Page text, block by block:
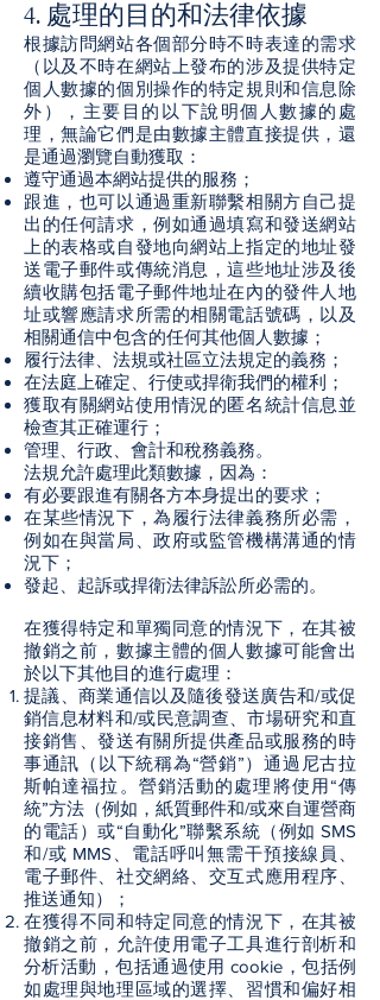
4. 處理的目的和法律依據
根據訪問網站各個部分時不時表達的需求
（以及不時在網站上發布的涉及提供特定
個人數據的個別操作的特定規則和信息除
外），主要目的以下說明個人數據的處
理，無論它們是由數據主體直接提供，還
是通過瀏覽自動獲取：
遵守通過本網站提供的服務；
跟進，也可以通過重新聯繫相關方自己提
出的任何請求，例如通過填寫和發送網站
上的表格或自發地向網站上指定的地址發
送電子郵件或傳統消息，這些地址涉及後
續收購包括電子郵件地址在內的發件人地
址或響應請求所需的相關電話號碼，以及
相關通信中包含的任何其他個人數據；
履行法律、法規或社區立法規定的義務；
在法庭上確定、行使或捍衛我們的權利；
獲取有關網站使用情況的匿名統計信息並
檢查其正確運行；
管理、行政、會計和稅務義務。
法規允許處理此類數據，因為：
有必要跟進有關各方本身提出的要求；
在某些情況下，為履行法律義務所必需，
例如在與當局、政府或監管機構溝通的情
況下；
發起、起訴或捍衛法律訴訟所必需的。
在獲得特定和單獨同意的情況下，在其被
撤銷之前，數據主體的個人數據可能會出
於以下其他目的進行處理：
提議、商業通信以及隨後發送廣告和/或促
銷信息材料和/或民意調查、市場研究和直
接銷售、發送有關所提供產品或服務的時
事通訊（以下統稱為“營銷”）通過尼古拉
斯帕達福拉。營銷活動的處理將使用“傳
統”方法（例如，紙質郵件和/或來自運營商
的電話）或“自動化”聯繫系統（例如 SMS
和/或 MMS、電話呼叫無需干預接線員、
電子郵件、社交網絡、交互式應用程序、
推送通知）；
在獲得不同和特定同意的情況下，在其被
撤銷之前，允許使用電子工具進行剖析和
分析活動，包括通過使用 cookie，包括例
如處理與地理區域的選擇、習慣和偏好相